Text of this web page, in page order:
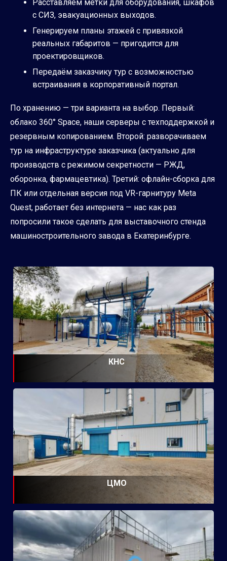
Расставляем метки для оборудования, шкафов
с СИЗ, эвакуационных выходов.
Генерируем планы этажей с привязкой
реальных габаритов — пригодится для
проектировщиков.
Передаём заказчику тур с возможностью
встраивания в корпоративный портал.
По хранению — три варианта на выбор. Первый:
облако 360° Space, наши серверы с техподдержкой и
резервным копированием. Второй: разворачиваем
тур на инфраструктуре заказчика (актуально для
производств с режимом секретности — РЖД,
оборонка, фармацевтика). Третий: офлайн-сборка для
ПК или отдельная версия под VR-гарнитуру Meta
Quest, работает без интернета — нас как раз
попросили такое сделать для выставочного стенда
машиностроительного завода в Екатеринбурге.
КНС
ЦМО